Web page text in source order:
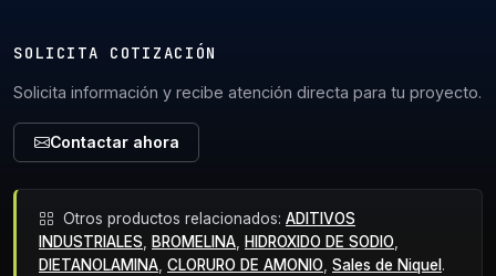
SOLICITA COTIZACIÓN
Solicita información y recibe atención directa para tu proyecto.
Contactar ahora
Otros productos relacionados: ADITIVOS
INDUSTRIALES, BROMELINA, HIDROXIDO DE SODIO,
DIETANOLAMINA, CLORURO DE AMONIO, Sales de Niquel .